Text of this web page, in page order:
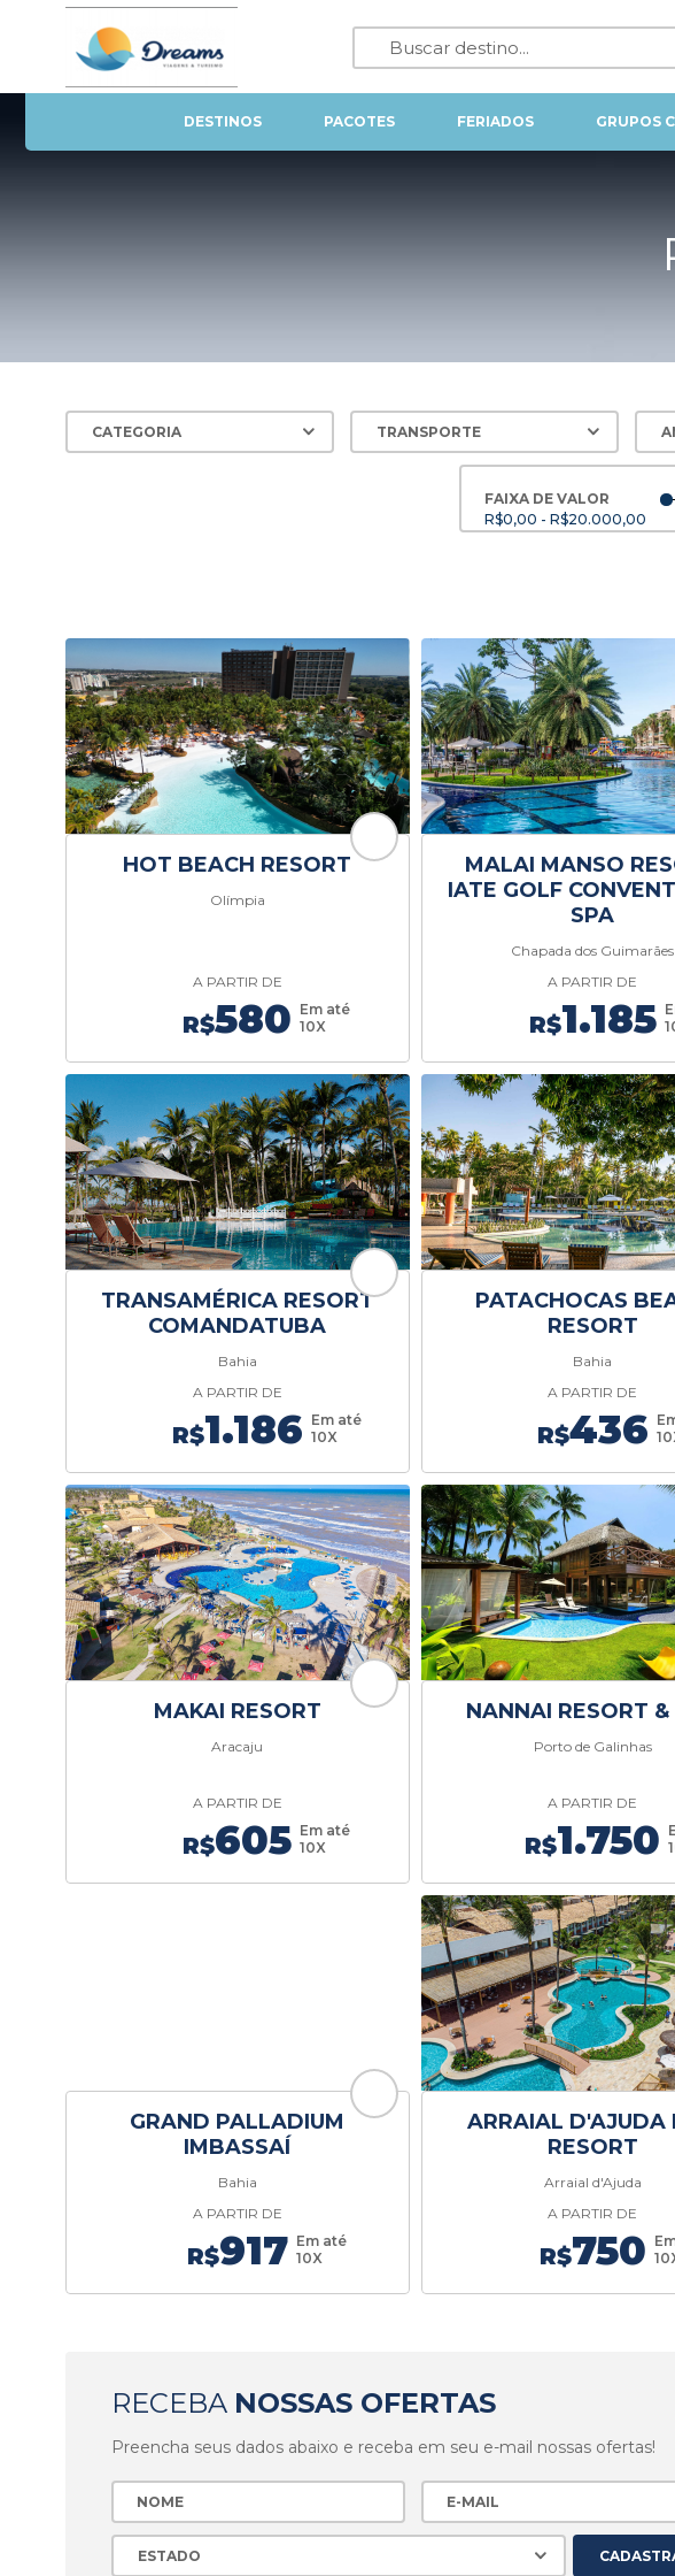
DESTINOS PACOTES FERIADOS GRUPOS
FAIXA DE VALOR
R$0,00 - R$20.000,00
HOT BEACH RESORT
Olímpia
A PARTIR DE
R$580 Em até
10X
MALAI MANSO
IATE GOLF
SPA
Chapada dos Guimarães
A PARTIR DE
R$1.185
TRANSAMÉRICA RESORT
COMANDATUBA
Bahia
A PARTIR DE
R$1.186 Em até
10X
PATACHOCAS
RESORT
Bahia
A PARTIR DE
R$436
MAKAI RESORT
Aracaju
A PARTIR DE
R$605 Em até
10X
NANNAI RESORT &
Porto de Galinhas
A PARTIR DE
R$1.750
GRAND PALLADIUM
IMBASSAÍ
Bahia
A PARTIR DE
R$917 Em até
10X
ARRAIAL D'AJUDA
RESORT
Arraial d'Ajuda
A PARTIR DE
R$750
RECEBA NOSSAS OFERTAS
Preencha seus dados abaixo e receba em seu e-mail nossas ofertas!